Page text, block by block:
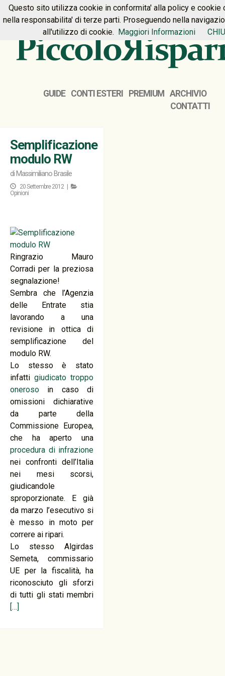
HOME PREMIUM CONTATTI
GUIDE CONTI ESTERI PREMIUM
ARCHIVIO
CONTATTI
Semplificazione
modulo RW
di Massimiliano Brasile
20 Settembre 2012 |
Opinioni
Ringrazio Mauro
Corradi per la preziosa
segnalazione!
Sembra che l’Agenzia
delle Entrate stia
lavorando a una
revisione in ottica di
semplificazione del
modulo RW.
Lo stesso è stato
infattigiudicato troppo
oneroso in caso di
omissioni dichiarative
da parte della
Commissione Europea,
che ha aperto una
procedura di infrazione
nei confronti dell’Italia
nei mesi scorsi,
giudicandole
sproporzionate. E già
da marzo l’esecutivo si
è messo in moto per
correre ai ripari.
Lo stesso Algirdas
Semeta, commissario
UE per la fiscalità, ha
riconosciuto gli sforzi
di tutti gli stati membri
[…]
Questo sito utilizza cookie in conformita' alla policy e cookie
nella responsabilita' di terze parti. Proseguendo nella
all'utilizzo di cookie. Maggiori Informazioni